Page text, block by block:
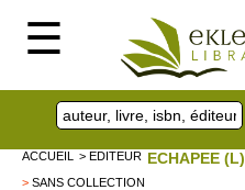
☰
ACCUEIL > EDITEUR ECHAPEE (L)
> SANS COLLECTION